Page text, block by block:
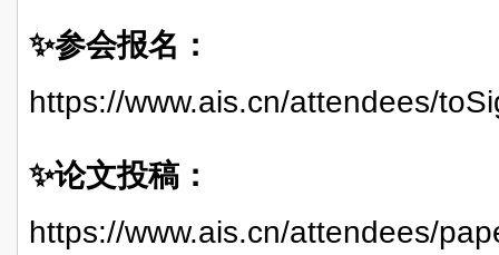
✨参会报名：
https://www.ais.cn/attendees/
✨论文投稿：
https://www.ais.cn/attendees/